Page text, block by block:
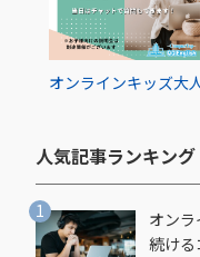
オンラインキッズ大
人気記事ランキング​
オン
続ける